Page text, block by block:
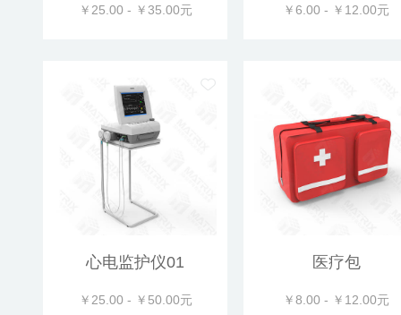
￥25.00 - ￥35.00元 ￥6.00 - ￥12.00元
心电监护仪01
￥25.00 - ￥50.00元
医疗包
￥8.00 - ￥12.00元